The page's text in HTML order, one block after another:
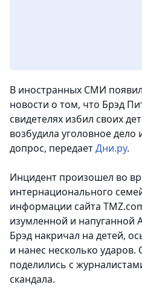
В иностранных СМИ
новости о том, что Брэд
свидетелях избил своих
возбудила уголовное дело
допрос, передаетДни.ру.
Инцидент произошел во
интернационального
информации сайта
изумленной и
Брэд накричал на детей,
и нанес несколько
поделились с
скандала.